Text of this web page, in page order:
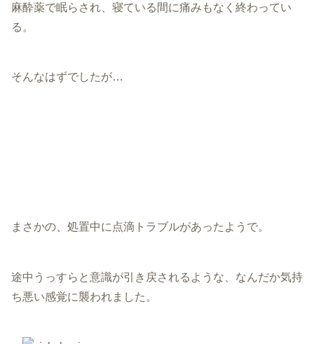
麻酔薬で眠らされ、寝ている間に痛みもなく終わってい
る。
そんなはずでしたが…
まさかの、処置中に点滴トラブルがあったようで。
途中うっすらと意識が引き戻されるような、なんだか気持
ち悪い感覚に襲われました。